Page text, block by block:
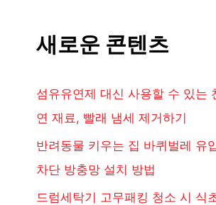
새로운 콘텐츠
섬유유연제 대신 사용할 수 있는
연 재료, 빨래 냄세 제거하기
반려동물 키우는 집 바퀴벌레 유
차단 방충망 설치 방법
드럼세탁기 고무패킹 청소 시 식